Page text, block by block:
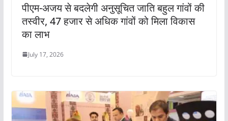
पीएम-अजय से बदलेगी अनुसूचित जाति बहुल गांवों की
तस्वीर, 47 हजार से अधिक गांवों को मिला विकास
का लाभ
July 17, 2026